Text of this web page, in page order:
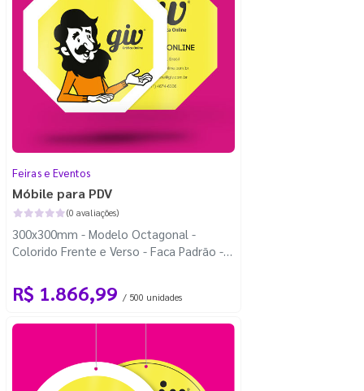
Feiras e Eventos
Móbile para PDV
(0 avaliações)
300x300mm - Modelo Octagonal -
Colorido Frente e Verso - Faca Padrão -
R$ 1.866,99 / 500 unidades